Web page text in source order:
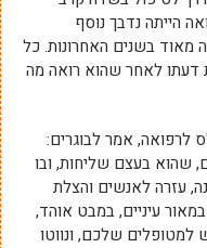
הייתה נדבך נוסף
בשנים האחרונות. כל
לאחר שהוא רואה מה
לרפואה, אמר לבוגרים:
שהוא בעצם שליחות, ובו
עזרה לאנשים והצלת
עיניים, במבט אוהד,
שלכם, ונווטו